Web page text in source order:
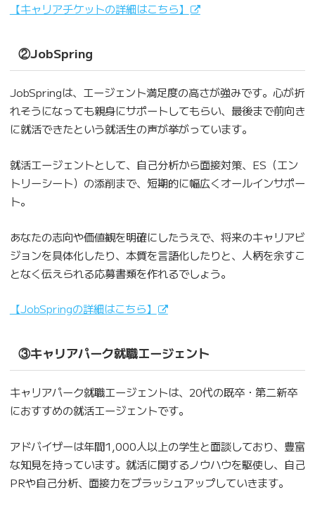
【キャリアチケットの詳細はこちら】
②JobSpring
JobSpringは、エージェント満足度の高さが強みです。心が折
れそうになっても親身にサポートしてもらい、最後まで前向き
に就活できたという就活生の声が挙がっています。
就活エージェントとして、自己分析から面接対策、ES（エン
トリーシート）の添削まで、短期的に幅広くオールインサポー
ト。
あなたの志向や価値観を明確にしたうえで、将来のキャリアビ
ジョンを具体化したり、本質を言語化したりと、人柄を余すこ
となく伝えられる応募書類を作れるでしょう。
【JobSpringの詳細はこちら】
③キャリアパーク就職エージェント
キャリアパーク就職エージェントは、20代の既卒・第二新卒
におすすめの就活エージェントです。
アドバイザーは年間1,000人以上の学生と面談しており、豊富
な知見を持っています。就活に関するノウハウを駆使し、自己
PRや自己分析、面接力をブラッシュアップしていきます。